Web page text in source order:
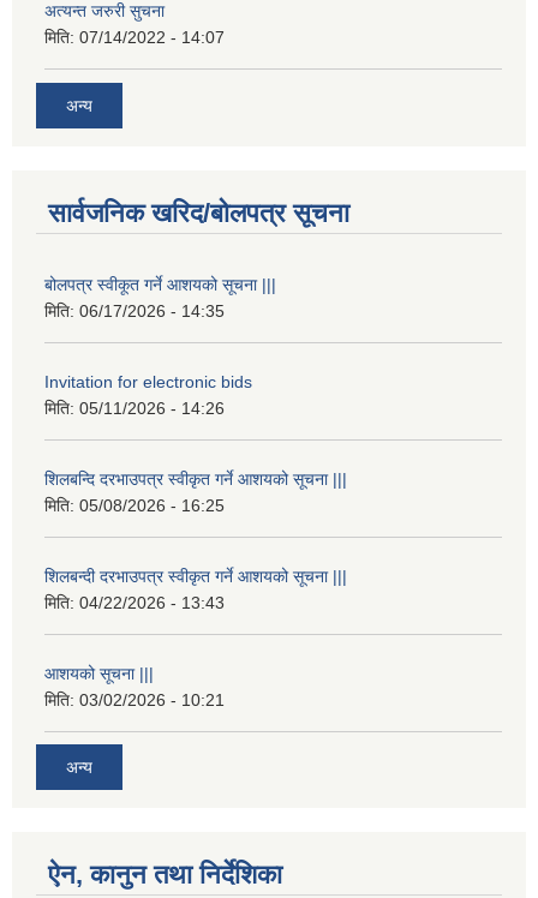
अत्यन्त जरुरी सुचना
मिति: 07/14/2022 - 14:07
अन्य
सार्वजनिक खरिद/बोलपत्र सूचना
बोलपत्र स्वीकूत गर्ने आशयको सूचना |||
मिति: 06/17/2026 - 14:35
Invitation for electronic bids
मिति: 05/11/2026 - 14:26
शिलबन्दि दरभाउपत्र स्वीकृत गर्ने आशयको सूचना |||
मिति: 05/08/2026 - 16:25
शिलबन्दी दरभाउपत्र स्वीकृत गर्ने आशयको सूचना |||
मिति: 04/22/2026 - 13:43
आशयको सूचना |||
मिति: 03/02/2026 - 10:21
अन्य
ऐन, कानुन तथा निर्देशिका